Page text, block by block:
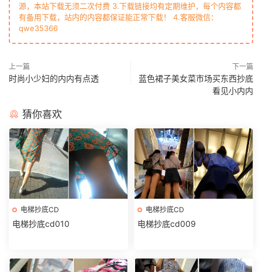
源，本站下载无须二次付费 3.下载链接均有定期维护，每个内容都
有备用下载，站内的内容都保证能正常下载！ 4.客服微信：
qwe35366
上一篇
时尚小少妇的内内有点透
下一篇
蓝色裙子美女菜市场买东西抄底
看见小内内
猜你喜欢
电梯抄底CD
电梯抄底cd010
电梯抄底CD
电梯抄底cd009